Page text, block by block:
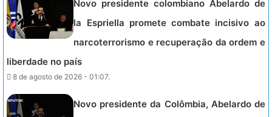
Novo presidente colombiano Abelardo de
la Espriella promete combate incisivo ao
narcoterrorismo e recuperação da ordem e
liberdade no país
8 de agosto de 2026 - 01:07.
Novo presidente da Colômbia, Abelardo de